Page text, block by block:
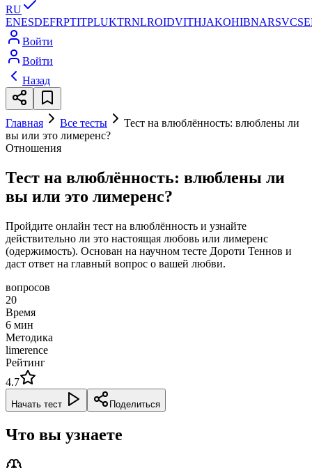
RU
ENESDEFRPTITPLUKTRNLROIDVITHJAKOHIBNARSVCS
Войти
Войти
Назад
Главная Все тесты
Тест на влюблённость: влюблены ли
вы или это лимеренс?
Отношения
Тест на влюблённость: влюблены ли
вы или это лимеренс?
Пройдите онлайн тест на влюблённость и узнайте
действительно ли это настоящая любовь или лимеренс
(одержимость). Основан на научном тесте Дороти Теннов и
даст ответ на главный вопрос о вашей любви.
вопросов
20
Время
6 мин
Методика
limerence
Рейтинг
4.7
Начать тест Поделиться
Что вы узнаете